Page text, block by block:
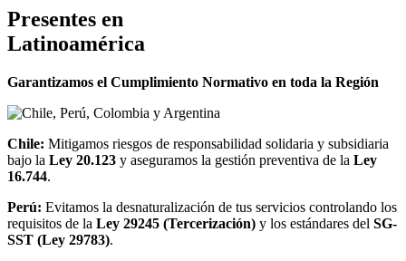
Presentes en
Latinoamérica
Garantizamos el Cumplimiento Normativo en toda la Región
Chile: Mitigamos riesgos de responsabilidad solidaria y subsidiaria
bajo la Ley 20.123 y aseguramos la gestión preventiva de la Ley
16.744.
Perú: Evitamos la desnaturalización de tus servicios controlando los
requisitos de la Ley 29245 (Tercerización) y los estándares del SG-
SST (Ley 29783).